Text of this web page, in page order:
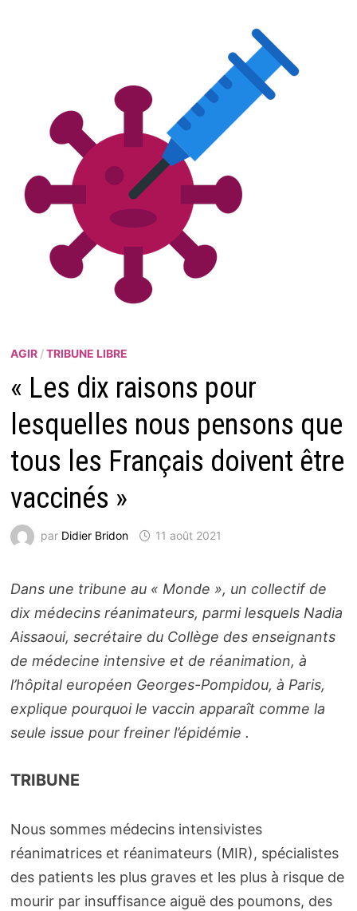
AGIR/TRIBUNE LIBRE
« Les dix raisons pour
lesquelles nous pensons que
tous les Français doivent être
vaccinés »
par Didier Bridon 11 août 2021
Dans une tribune au « Monde », un collectif de
dix médecins réanimateurs, parmi lesquels Nadia
Aissaoui, secrétaire du Collège des enseignants
de médecine intensive et de réanimation, à
l’hôpital européen Georges-Pompidou, à Paris,
explique pourquoi le vaccin apparaît comme la
seule issue pour freiner l’épidémie .
TRIBUNE
Nous sommes médecins intensivistes
réanimatrices et réanimateurs (MIR), spécialistes
des patients les plus graves et les plus à risque de
mourir par insuffisance aiguë des poumons, des